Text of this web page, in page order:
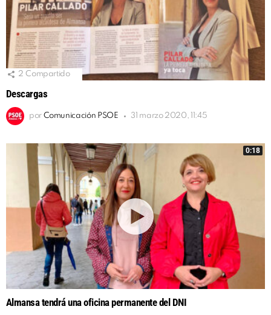
2 Compartido
Descargas
por Comunicación PSOE 31 marzo 2020, 11:45
0:18
Almansa tendrá una oficina permanente del DNI